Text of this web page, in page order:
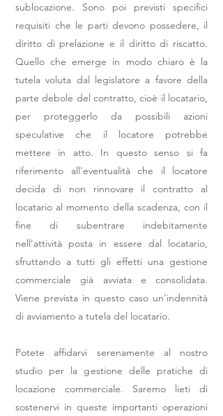
sublocazione. Sono poi previsti specifici
requisiti che le parti devono possedere, il
diritto di prelazione e il diritto di riscatto.
Quello che emerge in modo chiaro è la
tutela voluta dal legislatore a favore della
parte debole del contratto, cioè il locatario,
per proteggerlo da possibili azioni
speculative che il locatore potrebbe
mettere in atto. In questo senso si fa
riferimento all'eventualità che il locatore
decida di non rinnovare il contratto al
locatario al momento della scadenza, con il
fine di subentrare indebitamente
nell'attività posta in essere dal locatario,
sfruttando a tutti gli effetti una gestione
commerciale già avviata e consolidata.
Viene prevista in questo caso un’indennità
di avviamento a tutela del locatario.
Potete affidarvi serenamente al nostro
studio per la gestione delle pratiche di
locazione commerciale. Saremo lieti di
sostenervi in queste importanti operazioni